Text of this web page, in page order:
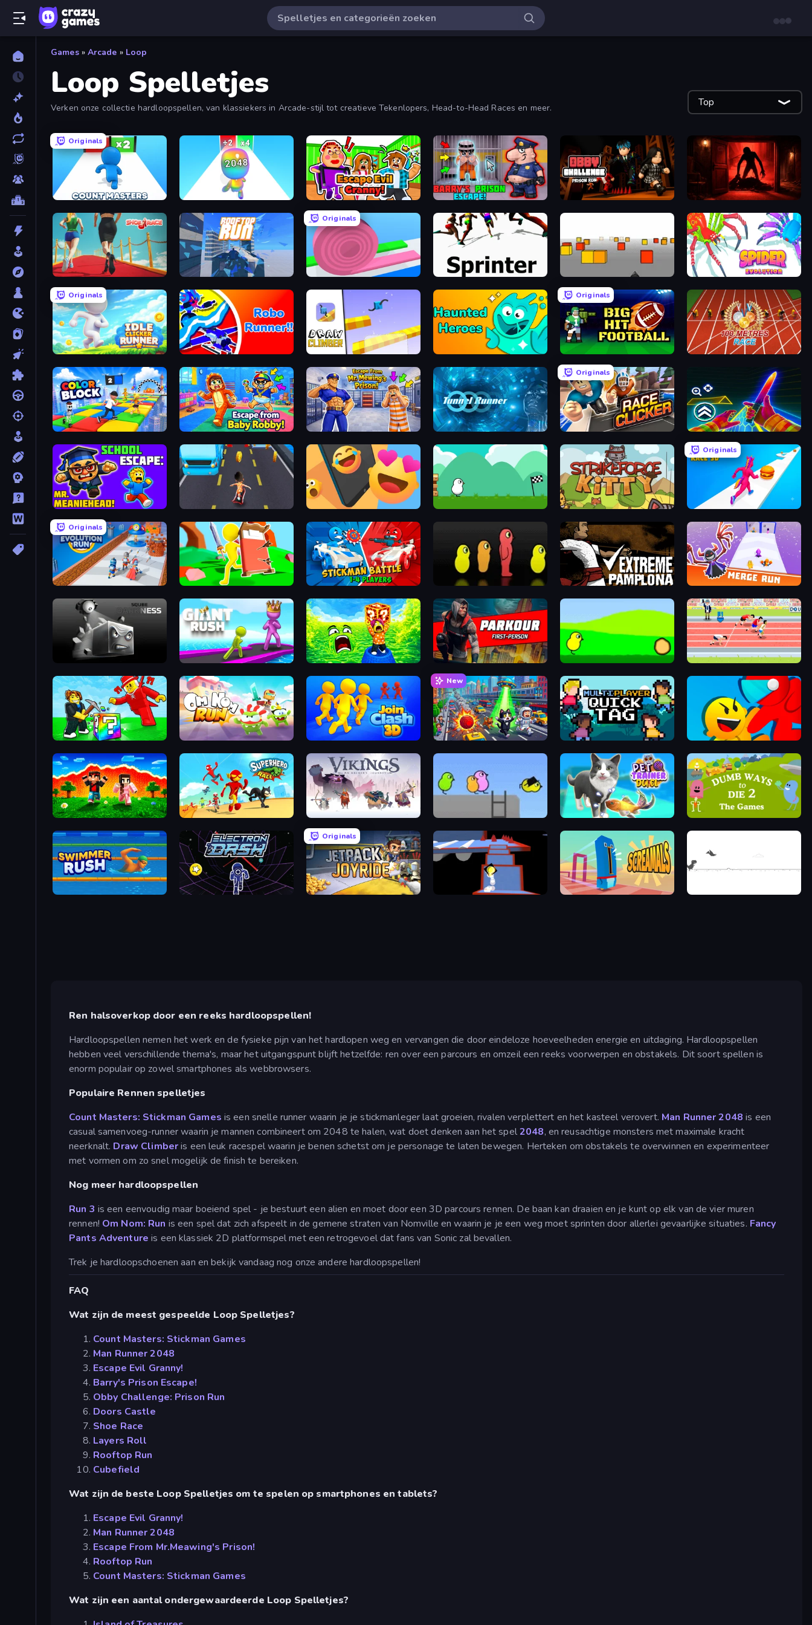
Games » Arcade » Loop
Loop Spelletjes
Verken onze collectie hardloopspellen, van klassiekers in Arcade-stijl tot creatieve Tekenlopers, Head-to-Head Races en meer. Top
Originals
Man Runner 2048 Escape Evil Granny! Barry's Prison Escape! Obby Challenge: Prison Run Doors Castle
Shoe Race Rooftop Run
Originals
Layers Roll Sprinter
Originals
Idle Clicker Runner Robo Runner Draw Climber Haunted Heroes
Originals
Big Hit Football 100 Meters Race
Color Block Escape From Baby Robby! Escape From Mr.Meawing's Prison! Tunnel Runner
Originals
Race Clicker: Tap Tap Game Surf GO Parkour
Bus and Subway Runner Reply Run StrikeForce Kitty
Originals
Twerk Race 3D
Originals
Age Evolution Run Bed Wars Stickman battle 1-4 Players Duck Life 3 Extreme Pamplona Merge Run
Sqube Darkness Giant Rush! Save Memerots: Acid Lava lake Parkour First-Person Sports Hero
Break a Lucky Blocks with Brainrots Om Nom: Run Join Clash 3D
New
Metro Runner Multiplayer Quick Tag Riot Escape
The Lava Tsunami Superhero Race! Vikings: An Archer's Journey Pet Trainer Duel Dumb Ways to Die 2
Electron Dash
Originals
Jetpack Joyride Screamals
Ren halsoverkop door een reeks hardloopspellen!
Hardloopspellen nemen het werk en de fysieke pijn van het hardlopen weg en vervangen die door eindeloze hoeveelheden energie en uitdaging. Hardloopspellen
hebben veel verschillende thema's, maar het uitgangspunt blijft hetzelfde: ren over een parcours en omzeil een reeks voorwerpen en obstakels. Dit soort spellen is
enorm populair op zowel smartphones als webbrowsers.
Populaire Rennen spelletjes
Count Masters: Stickman Games is een snelle runner waarin je je stickmanleger laat groeien, rivalen verplettert en het kasteel verovert. Man Runner 2048 is een
casual samenvoeg-runner waarin je mannen combineert om 2048 te halen, wat doet denken aan het spel2048, en reusachtige monsters met maximale kracht
neerknalt. Draw Climberis een leuk racespel waarin je benen schetst om je personage te laten bewegen. Herteken om obstakels te overwinnen en experimenteer
met vormen om zo snel mogelijk de finish te bereiken.
Nog meer hardloopspellen
Run 3 is een eenvoudig maar boeiend spel - je bestuurt een alien en moet door een 3D parcours rennen. De baan kan draaien en je kunt op elk van de vier muren
rennen! Om Nom: Run is een spel dat zich afspeelt in de gemene straten van Nomville en waarin je je een weg moet sprinten door allerlei gevaarlijke situaties. Fancy
Pants Adventure is een klassiek 2D platformspel met een retrogevoel dat fans van Sonic zal bevallen.
Trek je hardloopschoenen aan en bekijk vandaag nog onze andere hardloopspellen!
FAQ
Wat zijn de meest gespeelde Loop Spelletjes?
Count Masters: Stickman Games
Man Runner 2048
Escape Evil Granny!
Barry's Prison Escape!
Obby Challenge: Prison Run
Doors Castle
Shoe Race
Layers Roll
Rooftop Run
Cubefield
Wat zijn de beste Loop Spelletjes om te spelen op smartphones en tablets?
Escape Evil Granny!
Man Runner 2048
Escape From Mr.Meawing's Prison!
Rooftop Run
Count Masters: Stickman Games
Wat zijn een aantal ondergewaardeerde Loop Spelletjes?